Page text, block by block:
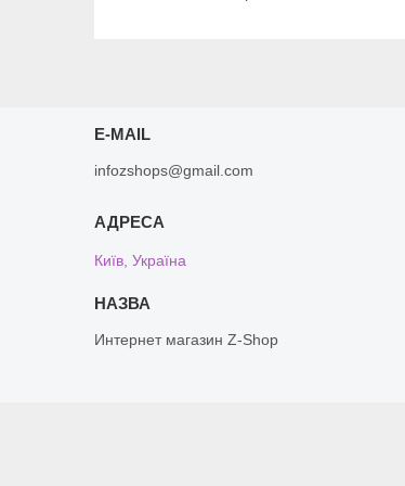
E-MAIL
infozshops@gmail.com
Київ, Україна
Интернет магазин Z-Shop